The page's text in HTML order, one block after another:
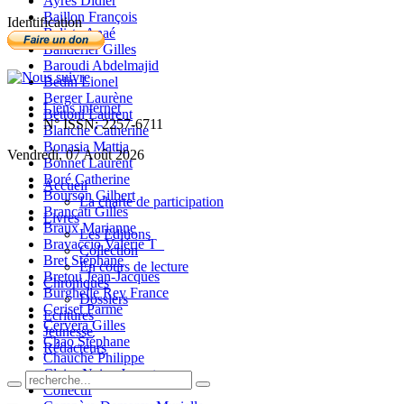
Baillon François
Balista Anaé
Banderier Gilles
Baroudi Abdelmajid
Bedin Lionel
Berger Laurène
Bettoni Laurent
Blanche Catherine
Bonasia Mattia
Bonnet Laurent
Boré Catherine
Bourson Gilbert
Brancati Gilles
Braux Marianne
Bravaccio Valérie T_
Bret Stéphane
Bretou Jean-Jacques
Burghelle Rey France
Ceriset Parme
Cervera Gilles
Chao Stéphane
Chauché Philippe
Claire-Neige Jaunet
Collectif
Identification
Liens internet
N° ISSN: 2257-6711
Vendredi, 07 Août 2026
Accueil
La charte de participation
Livres
Les Editions
Collection
En cours de lecture
Chroniques
Dossiers
Ecritures
Jeunesse
Rédacteurs